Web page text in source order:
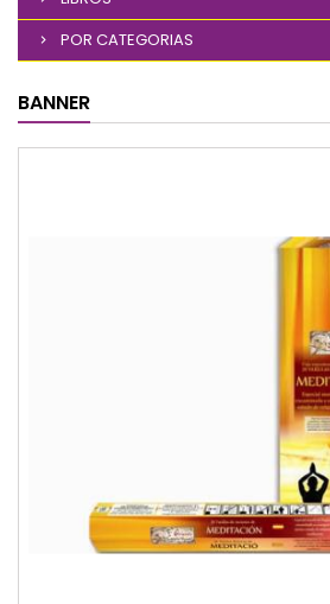
POR CATEGORIAS
BANNER